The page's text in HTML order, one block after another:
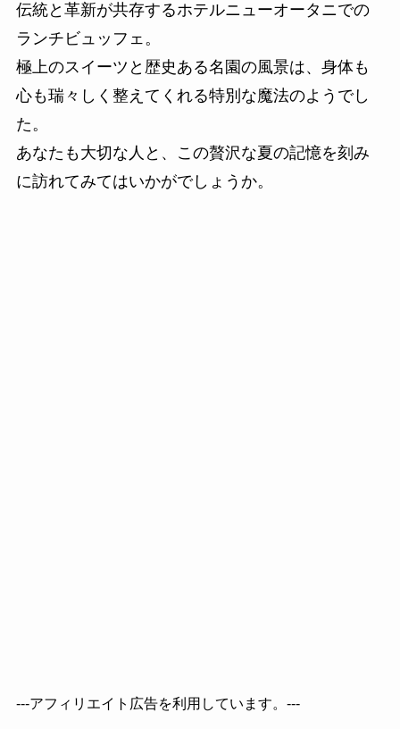
伝統と革新が共存するホテルニューオータニでの
ランチビュッフェ。
極上のスイーツと歴史ある名園の風景は、身体も
心も瑞々しく整えてくれる特別な魔法のようでし
た。
あなたも大切な人と、この贅沢な夏の記憶を刻み
に訪れてみてはいかがでしょうか。
---アフィリエイト広告を利用しています。---